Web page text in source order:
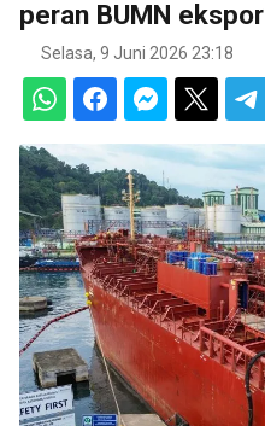
peran BUMN ekspor
Selasa, 9 Juni 2026 23:18